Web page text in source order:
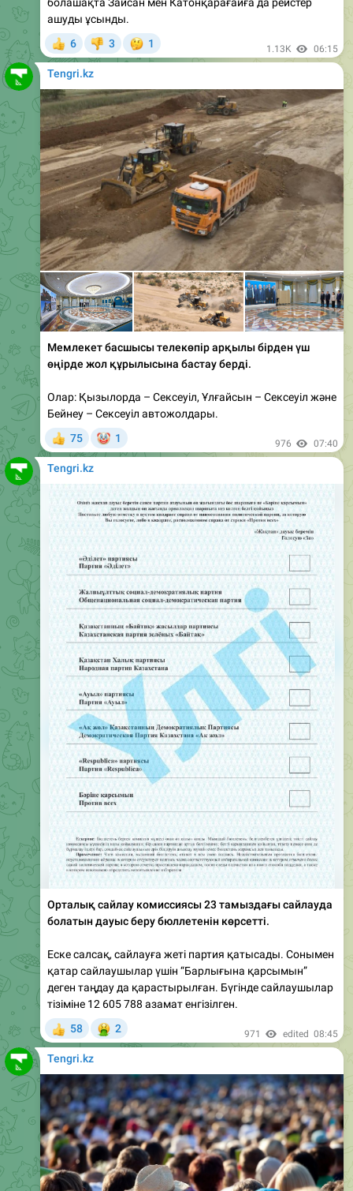
6 3
🤔
1
Tengri.kz
Мемлекет басшысы телекөпір арқылы бірден үш
өңірде жол құрылысына бастау берді.
Олар: Қызылорда – Сексеуіл, Ұлғайсын – Сексеуіл және
75 1
Tengri.kz
Орталық сайлау комиссиясы 23 тамыздағы сайлауда
болатын дауыс беру бюллетенін көрсетті.
Еске салсақ, сайлауға жеті партия қатысады. Сонымен
деген таңдау да қарастырылған. Бүгінде сайлаушылар
тізіміне 12 605 788 азамат енгізілген.
58 2
Tengri.kz